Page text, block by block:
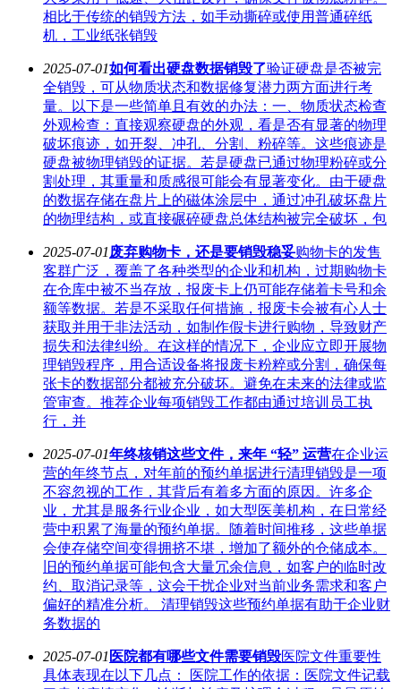
相比于传统的销毁方法，如手动撕碎或使用普通碎纸
机，工业纸张销毁
2025-07-01如何看出硬盘数据销毁了验证硬盘是否被完
全销毁，可从物质状态和数据修复潜力两方面进行考
量。以下是一些简单且有效的办法：一、物质状态检查
外观检查：直接观察硬盘的外观，看是否有显著的物理
破坏痕迹，如开裂、冲孔、分割、粉碎等。这些痕迹是
硬盘被物理销毁的证据。若是硬盘已通过物理粉碎或分
割处理，其重量和质感很可能会有显著变化。由于硬盘
的数据存储在盘片上的磁体涂层中，通过冲孔破坏盘片
的物理结构，或直接碾碎硬盘总体结构被完全破坏，包
2025-07-01 废弃购物卡，还是要销毁稳妥购物卡的发售
客群广泛，覆盖了各种类型的企业和机构，过期购物卡
在仓库中被不当存放，报废卡上仍可能存储着卡号和余
额等数据。若是不采取任何措施，报废卡会被有心人士
获取并用于非法活动，如制作假卡进行购物，导致财产
损失和法律纠纷。在这样的情况下，企业应立即开展物
理销毁程序，用合适设备将报废卡粉粹或分割，确保每
张卡的数据部分都被充分破坏。避免在未来的法律或监
管审查。推荐企业每项销毁工作都由通过培训员工执
行，并
2025-07-01年终核销这些文件，来年 “轻” 运营在企业运
营的年终节点，对年前的预约单据进行清理销毁是一项
不容忽视的工作，其背后有着多方面的原因。许多企
业，尤其是服务行业企业，如大型医美机构，在日常经
营中积累了海量的预约单据。随着时间推移，这些单据
会使存储空间变得拥挤不堪，增加了额外的仓储成本。
旧的预约单据可能包含大量冗余信息，如客户的临时改
约、取消记录等，这会干扰企业对当前业务需求和客户
偏好的精准分析。 清理销毁这些预约单据有助于企业财
务数据的
2025-07-01 医院都有哪些文件需要销毁医院文件重要性
具体表现在以下几点： 医院工作的依据：医院文件记载